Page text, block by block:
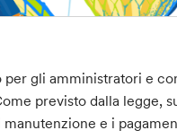
gli amministratori e
previsto dalla legge,
e i